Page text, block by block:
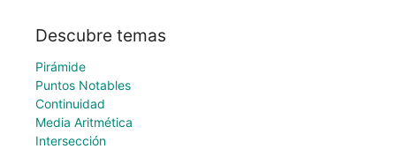
Descubre temas
Pirámide
Puntos Notables
Continuidad
Media Aritmética
Intersección